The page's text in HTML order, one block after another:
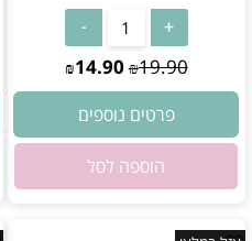
₪19.90
₪14.90
פרטים נוספים
הוספה לסל